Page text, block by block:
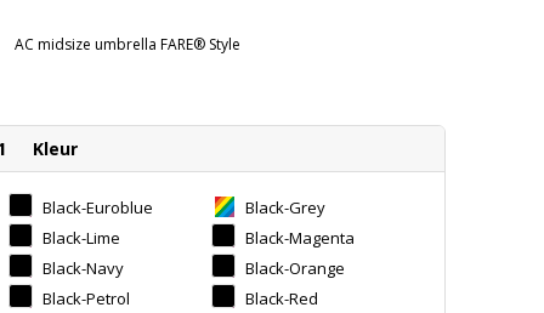
AC midsize umbrella FARE® Style
Kleur
Black-Euroblue
Black-Grey
Black-Lime
Black-Magenta
Black-Navy
Black-Orange
Black-Petrol
Black-Red